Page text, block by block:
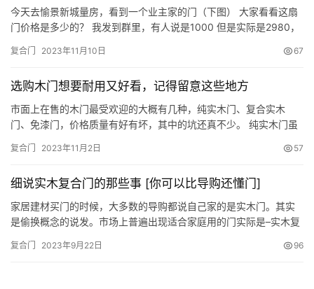
今天去愉景新城量房，看到一个业主家的门（下图） 大家看看这扇
门价格是多少的？ 我发到群里，有人说是1000 但是实际是2980，
会这么贵的，据房主说商家说的也是实木门 那么 请看下面的几张图
我特地咨询了我们的一家合作商家卖木门的店长，店…
复合门 2023年11月10日 67
选购木门想要耐用又好看，记得留意这些地方
市面上在售的木门最受欢迎的大概有几种，纯实木门、复合实木
门、免漆门，价格质量有好有坏，其中的坑还真不少。 纯实木门虽
里风格不是中式和欧式的话，不建议选。 免漆门表面贴有一层
其他两款比较稳定，性价比更高，和纯实木门比隔音差不了多少，
也不易变形…
复合门 2023年11月2日 57
细说实木复合门的那些事 [你可以比导购还懂门]
家居建材买门的时候，大多数的导购都说自己家的是实木门。其实
是偷换概念的说发。市场上普遍出现适合家庭用的门实际是–实木复
般消费者可以接受的。今天不做重点介绍。就说一说家装中用的更
复合门 2023年9月22日 96